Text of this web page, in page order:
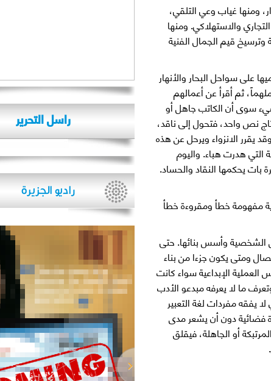
ومنها غياب وعي التلقي،
والاستهلاكي. ومنها
قيم الجمال الفنية
على سواحل البحار والأنهار
ثم أقرأ عن أعمالهم
سوى أن الكاتب جاهل أو
نص واحد، فتحول إلى ناقد،
يقرر الانزواء ويرحل عن هذه
التي هدرت هباء. واليوم
يحكمها النقاد والحساد.
مفهومة خطأ ومقروءة خطأ
الشخصية وأسس بنائها. حتى
ومتى يكون جزءا من بناء
الإبداعية سواء كانت
ما لا يعرفه مبدعو الأدب
مفردات لغة التعبير
فضائية دون أن يشعر مدى
أو الجاهلة، فيقلق
راسل التحرير